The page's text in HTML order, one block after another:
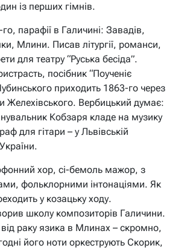
із перших гімнів.
парафії в Галичині: Завадів,
Млини. Писав літургії, романси,
для театру “Руська бесіда”.
посібник “Поученіє
приходить 1863-го через
Желехівського. Вербицький думає:
Кобзаря кладе на музику
для гітари – у Львівській
хор, сі-бемоль мажор, з
фольклорними інтонаціями. Як
у козацьку ходу.
школу композиторів Галичини.
раку язика в Млинах – скромно,
його ноти оркеструють Скорик,